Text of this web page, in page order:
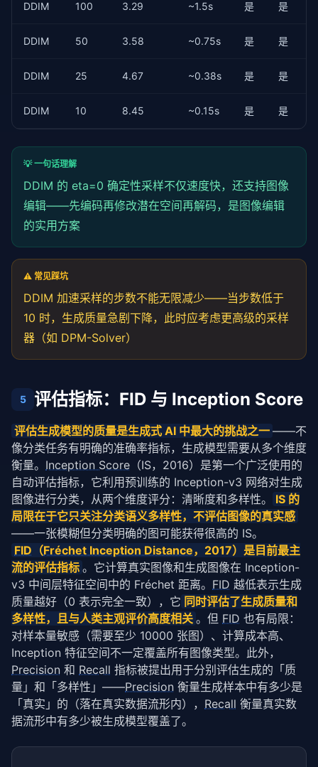
for steps in [ 1000, 500 , 50,
"""
        """
# 1. 编码到噪声空间
# 2. 编辑噪声
        x_T_edited = edit_fn(x_T)
# 3. 从编辑后的噪声重新采样
# （注意：这里需要修改 sampler 从指定 x_T 开始）
return
self
DDIM 100 3.29 ~1.5s 是 是
DDIM 50 3.58 ~0.75s 是 是
DDIM 25 4.67 ~0.38s 是 是
DDIM 10 8.45 ~0.15s 是 是
💡 一句话理解
DDIM 的 eta=0 确定性采样不仅速度快，还支持图像
编辑——先编码再修改潜在空间再解码，是图像编辑
的实用方案
⚠️ 常见踩坑
DDIM 加速采样的步数不能无限减少——当步数低于
10 时，生成质量急剧下降，此时应考虑更高级的采样
器（如 DPM-Solver）
5 评估指标：FID 与 Inception Score
评估生成模型的质量是生成式 AI 中最大的挑战之一 ——不
像分类任务有明确的准确率指标，生成模型需要从多个维度
衡量。 Inception Score （IS，2016）是第一个广泛使用的
自动评估指标，它利用预训练的 Inception-v3 网络对生成
图像进行分类，从两个维度评分：清晰度和多样性。
IS 的
局限在于它只关注分类语义多样性，不评估图像的真实感
——一张模糊但分类明确的图可能获得很高的 IS。
FID （Fréchet Inception Distance，2017）是目前最主
流的评估指标 。它计算真实图像和生成图像在 Inception-
v3 中间层特征空间中的 Fréchet 距离。 FID 越低表示生成
质量越好（0 表示完全一致），它 同时评估了生成质量和
多样性，且与人类主观评价高度相关 。但 FID 也有局限：
对样本量敏感（需要至少 10000 张图）、计算成本高、
Inception 特征空间不一定覆盖所有图像类型。此外，
Precision 和 Recall 指标被提出用于分别评估生成的「质
量」和「多样性」——Precision 衡量生成样本中有多少是
「真实」的（落在真实数据流形内）， Recall 衡量真实数
据流形中有多少被生成模型覆盖了。